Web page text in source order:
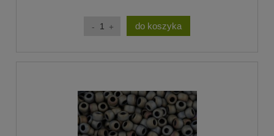
do koszyka